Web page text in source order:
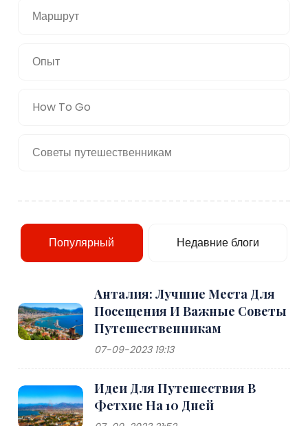
Маршрут
Опыт
How To Go
Советы путешественникам
Популярный Недавние блоги
Анталия: Лучшие Места Для
Посещения И Важные Советы
Путешественникам
07-09-2023 19:13
Идеи Для Путешествия В
Фетхие На 10 Дней